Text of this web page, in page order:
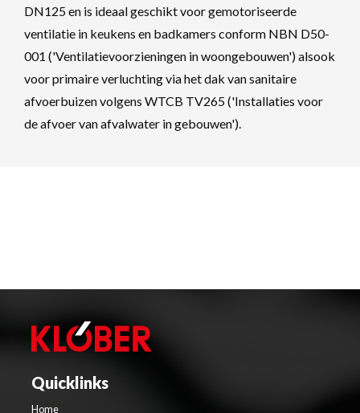
DN125 en is ideaal geschikt voor gemotoriseerde
ventilatie in keukens en badkamers conform NBN D50-
001 ('Ventilatievoorzieningen in woongebouwen') alsook
voor primaire verluchting via het dak van sanitaire
afvoerbuizen volgens WTCB TV265 ('Installaties voor
de afvoer van afvalwater in gebouwen').
Quicklinks
Home